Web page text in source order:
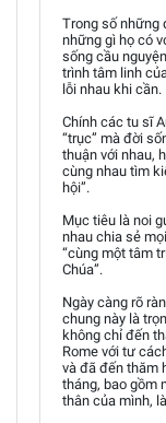
Trong số những
những gì họ có
sống cầu
trình tâm linh
lỗi nhau khi cần.
Chính các tu sĩ
“trục” mà đời
thuận với nhau,
cùng nhau tìm
hội”.
Mục tiêu là noi
nhau chia sẻ
“cùng một tâm
Chúa”.
Ngày càng rõ
chung này là
không chỉ đến
Rome với tư
và đã đến thăm
tháng, bao gồm
thân của mình,